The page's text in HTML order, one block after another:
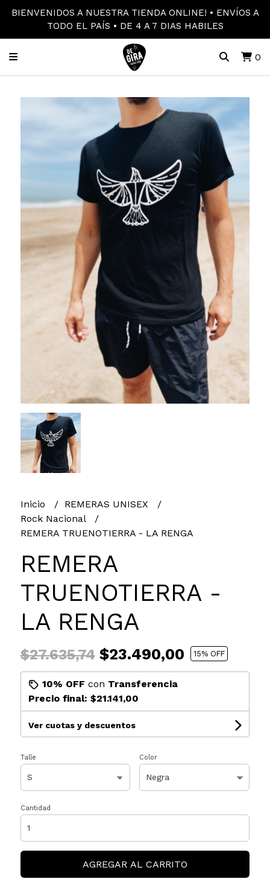
BIENVENIDOS A NUESTRA TIENDA ONLINE! • ENVÍOS A
TODO EL PAÍS • DE 4 A 7 DIAS HABILES
0
Inicio
REMERAS UNISEX
Rock Nacional
REMERA TRUENOTIERRA - LA RENGA
REMERA
TRUENOTIERRA -
LA RENGA
$27.635,74$23.490,00 15% OFF
10% OFF con Transferencia
Precio final: $21.141,00
Ver cuotas y descuentos
Talle Color
Cantidad
AGREGAR AL CARRITO